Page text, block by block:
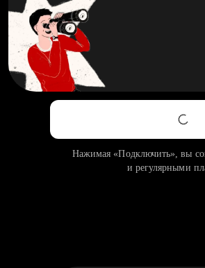
Нажимая «Подключить», вы
и регулярными